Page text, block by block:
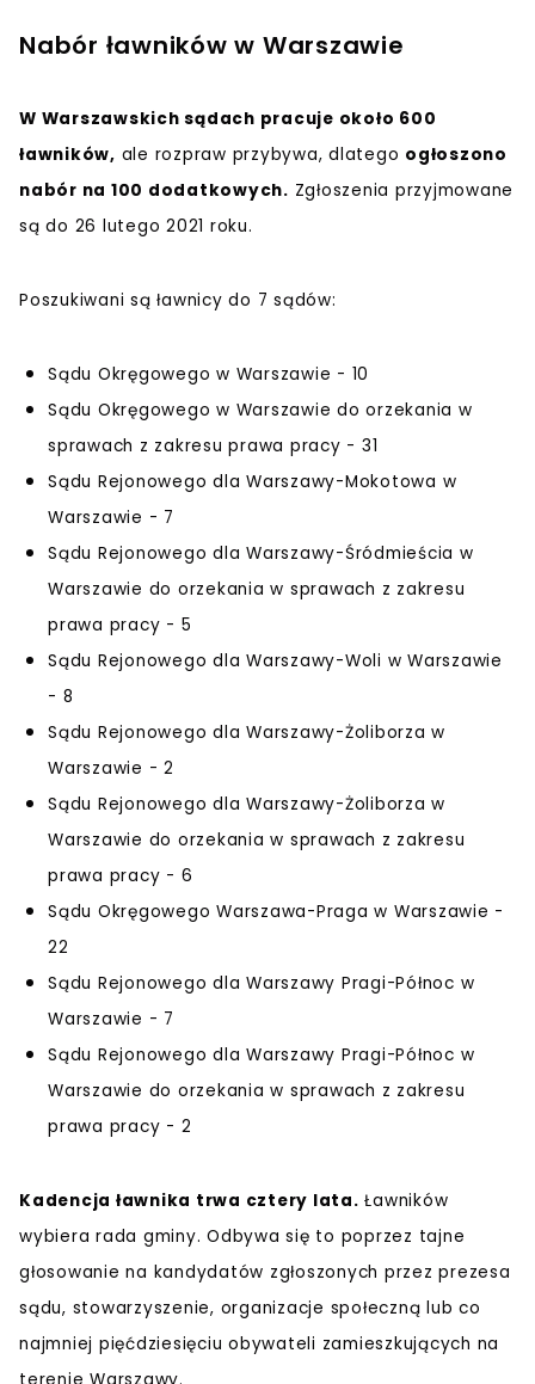
Nabór ławników w Warszawie
W Warszawskich sądach pracuje około 600
ławników, ale rozpraw przybywa, dlatego ogłoszono
nabór na 100 dodatkowych. Zgłoszenia przyjmowane
są do 26 lutego 2021 roku.
Poszukiwani są ławnicy do 7 sądów:
Sądu Okręgowego w Warszawie - 10
Sądu Okręgowego w Warszawie do orzekania w
sprawach z zakresu prawa pracy - 31
Sądu Rejonowego dla Warszawy-Mokotowa w
Warszawie - 7
Sądu Rejonowego dla Warszawy-Śródmieścia w
Warszawie do orzekania w sprawach z zakresu
prawa pracy - 5
Sądu Rejonowego dla Warszawy-Woli w Warszawie
- 8
Sądu Rejonowego dla Warszawy-Żoliborza w
Warszawie - 2
Sądu Rejonowego dla Warszawy-Żoliborza w
Warszawie do orzekania w sprawach z zakresu
prawa pracy - 6
Sądu Okręgowego Warszawa-Praga w Warszawie -
22
Sądu Rejonowego dla Warszawy Pragi-Północ w
Warszawie - 7
Sądu Rejonowego dla Warszawy Pragi-Północ w
Warszawie do orzekania w sprawach z zakresu
prawa pracy - 2
Kadencja ławnika trwa cztery lata. Ławników
wybiera rada gminy. Odbywa się to poprzez tajne
głosowanie na kandydatów zgłoszonych przez prezesa
sądu, stowarzyszenie, organizacje społeczną lub co
najmniej pięćdziesięciu obywateli zamieszkujących na